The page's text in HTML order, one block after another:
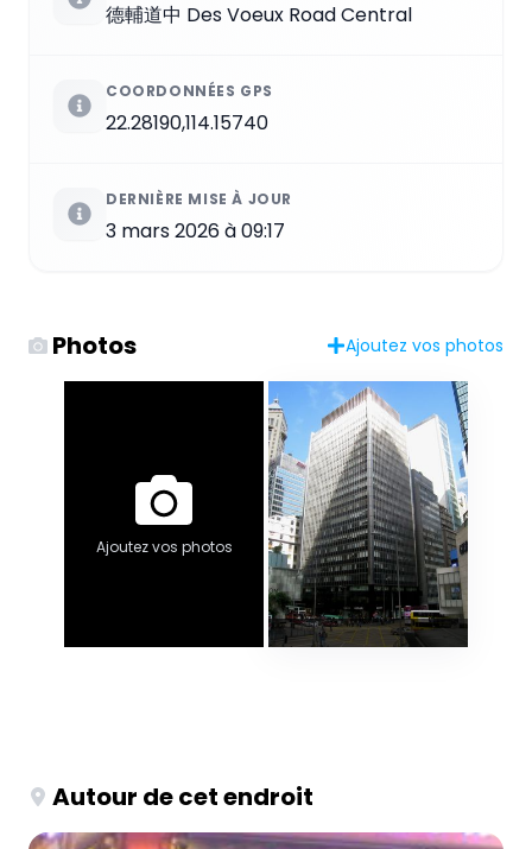
德輔道中 Des Voeux Road Central
COORDONNÉES GPS
22.28190,114.15740
DERNIÈRE MISE À JOUR
3 mars 2026 à 09:17
Photos Ajoutez vos photos
Ajoutez vos photos
Autour de cet endroit